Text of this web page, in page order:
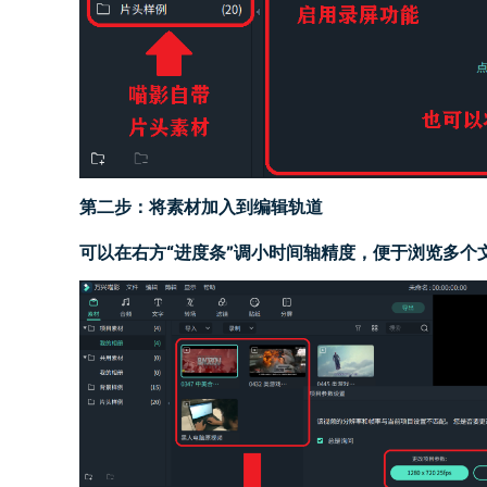
第二步：将素材加入到编辑轨道
可以在右方“进度条”调小时间轴精度，便于浏览多个